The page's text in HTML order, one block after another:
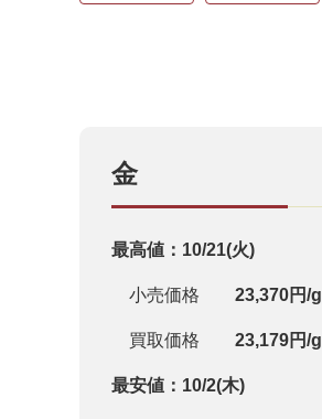
金
最高値：10/21(火)
小売価格 23,370円/g
買取価格 23,179円/g
最安値：10/2(木)